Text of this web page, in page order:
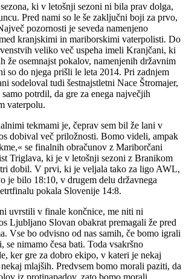
ki v letošnji sezoni ni bila prav dolga,
Pred nami so le še zaključni boji za prvo,
pozornosti je seveda namenjeno
kranjskimi in mariborskimi vaterpolisti. Do
veliko več uspeha imeli Kranjčani, ki
že osemnajst pokalov, namenjenih državnim
so do njega prišli le leta 2014. Pri zadnjem
sodeloval tudi šestnajstletni Nace Štromajer,
potrdil, da gre za enega največjih
vaterpolu.
tekmami je, čeprav sem bil že lani v
dobival več priložnosti. Bomo videli, ampak
se finalnih obračunov z Mariborčani
Triglava, ki je v letošnji sezoni z Branikom
dobil. V prvi, ki je veljala tako za ligo AWL,
je bilo 18:10, v drugem delu državnega
pokala Slovenije 14:8.
uvrstili v finale končnice, me niti ni
Ljubljano Slovan obakrat premagali že pred
Vse bo odvisno od nas samih, če bomo igrali
se nimamo česa bati. Toda vsakršno
ker gre za dobro ekipo, v kateri je nekaj
mlajših. Predvsem bomo morali paziti, da
iz protinapadov, zato bomo morali